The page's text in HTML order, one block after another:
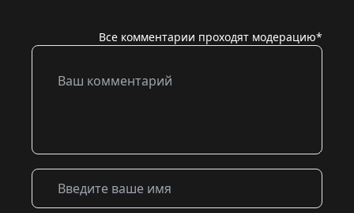
Все комментарии проходят модерацию*